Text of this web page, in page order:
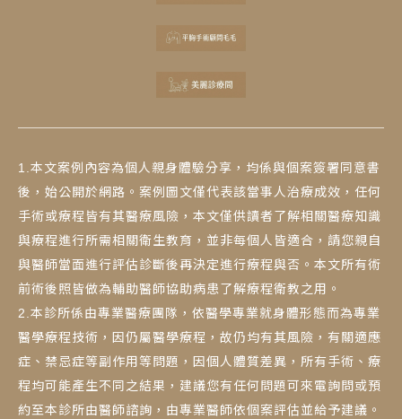
1.本文案例內容為個人親身體驗分享，均係與個案簽署同意書
後，始公開於網路。案例圖文僅代表該當事人治療成效，任何
手術或療程皆有其醫療風險，本文僅供讀者了解相關醫療知識
與療程進行所需相關衛生教育，並非每個人皆適合，請您親自
與醫師當面進行評估診斷後再決定進行療程與否。本文所有術
前術後照皆做為輔助醫師協助病患了解療程衛教之用。
2.本診所係由專業醫療團隊，依醫學專業就身體形態而為專業
醫學療程技術，因仍屬醫學療程，故仍均有其風險，有關適應
症、禁忌症等副作用等問題，因個人體質差異，所有手術、療
程均可能產生不同之結果，建議您有任何問題可來電詢問或預
約至本診所由醫師諮詢，由專業醫師依個案評估並給予建議。